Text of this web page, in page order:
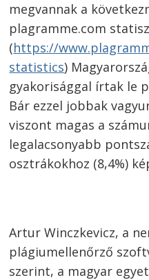
megvannak a
plagramme.com
(https://
statistics)
gyakorisággal írtak le
Bár ezzel jobbak
viszont magas a
legalacsonyabb
osztrákokhoz (8,4%)
Artur Winczkevicz, a
plágiumellenőrző
szerint, a magyar